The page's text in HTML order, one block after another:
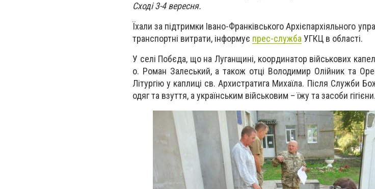
Сході 3-4 вересня.
Їхали за підтримки Івано-Франківського Архієпархіяльного
транспортні витрати, інформує прес-служба УГКЦ в області.
У селі Побєда, що на Луганщині, координатор військових
о. Роман Залеський, а також отці Володимир Олійник та
Літургію у каплиці св. Архистратига Михаїла. Після Служби
одяг та взуття, а українським військовим – їжу та засоби гігієни.